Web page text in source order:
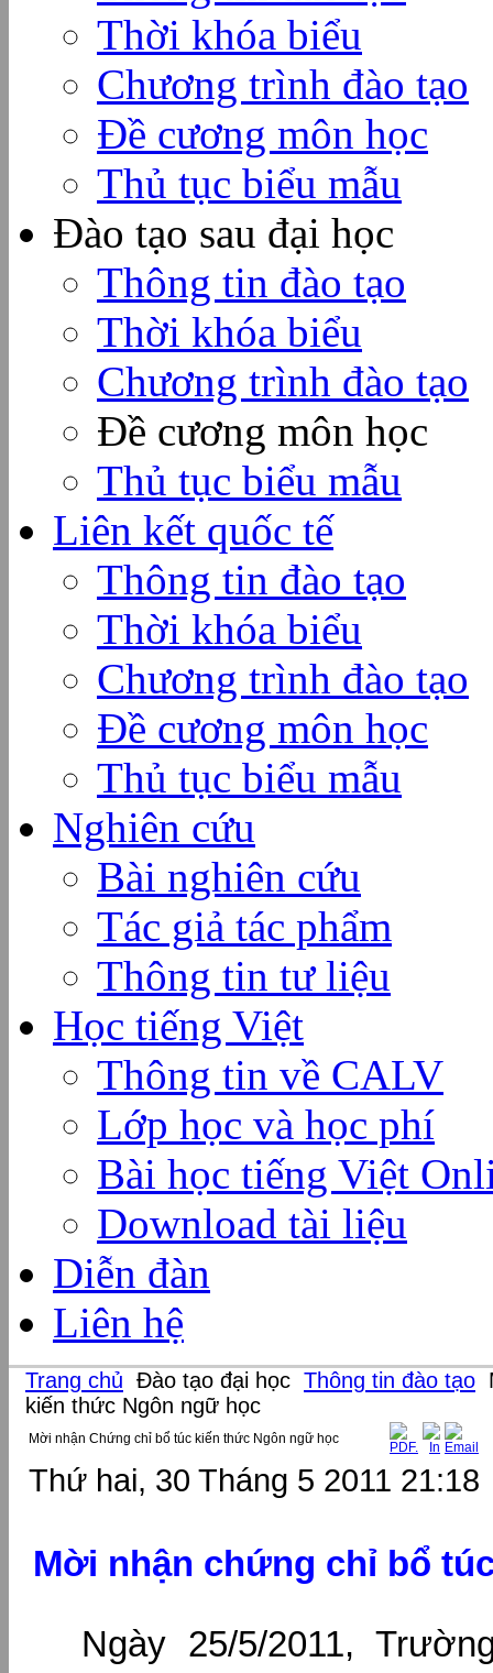
Thời khóa biểu
Chương trình đào tạo
Đề cương môn học
Thủ tục biểu mẫu
Đào tạo sau đại học
Thông tin đào tạo
Thời khóa biểu
Chương trình đào tạo
Đề cương môn học
Thủ tục biểu mẫu
Liên kết quốc tế
Thông tin đào tạo
Thời khóa biểu
Chương trình đào tạo
Đề cương môn học
Thủ tục biểu mẫu
Nghiên cứu
Bài nghiên cứu
Tác giả tác phẩm
Thông tin tư liệu
Học tiếng Việt
Thông tin về CALV
Lớp học và học phí
Bài học tiếng Việt
Download tài liệu
Diễn đàn
Liên hệ
Trang chủ Đào tạo đại học Thông tin đào tạo
kiến thức Ngôn ngữ học
Mời nhận Chứng chỉ bổ túc kiến thức Ngôn ngữ học
Thứ hai, 30 Tháng 5 2011 21:18
Mời nhận chứng chỉ bổ
Ngày 25/5/2011,